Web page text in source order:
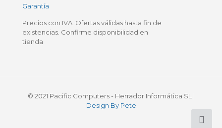
Garantía
Precios con IVA. Ofertas válidas hasta fin de
existencias. Confirme disponibilidad en
tienda
© 2021 Pacific Computers - Herrador Informática SL |
Design By Pete